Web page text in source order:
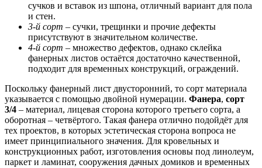
сучков и вставок из шпона, отличный вариант для пола
и стен.
3-й сорт – сучки, трещинки и прочие дефекты
присутствуют в значительном количестве.
4-й сорт – множество дефектов, однако склейка
фанерных листов остаётся достаточно качественной,
подходит для временных конструкций, ограждений.
Поскольку фанерный лист двусторонний, то сорт материала
указывается с помощью двойной нумерации. Фанера, сорт
3/4 – материал, лицевая сторона которого третьего сорта, а
оборотная – четвёртого. Такая фанера отлично подойдёт для
тех проектов, в которых эстетическая сторона вопроса не
имеет принципиального значения. Для кровельных и
конструкционных работ, изготовления основы под линолеум,
паркет и ламинат, сооружения дачных домиков и временных